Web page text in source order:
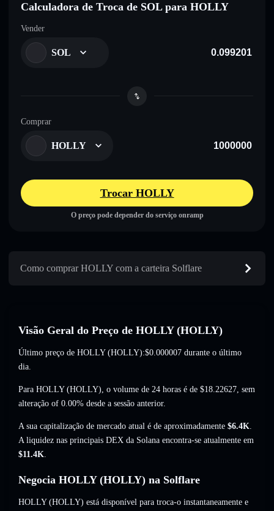
Calculadora de Troca de SOL para HOLLY
Vender
SOL
Comprar
HOLLY
Trocar HOLLY
O preço pode depender do serviço onramp
Como comprar HOLLY com a carteira Solflare
Visão Geral do Preço de HOLLY (HOLLY)
Último preço de HOLLY (HOLLY):$0.000007 durante o último
dia.
Para HOLLY (HOLLY), o volume de 24 horas é de $18.22627, sem
alteração of 0.00% desde a sessão anterior.
A sua capitalização de mercado atual é de aproximadamente $6.4K.
A liquidez nas principais DEX da Solana encontra-se atualmente em
$11.4K.
Negocia HOLLY (HOLLY) na Solflare
HOLLY (HOLLY) está disponível para troca-o instantaneamente e